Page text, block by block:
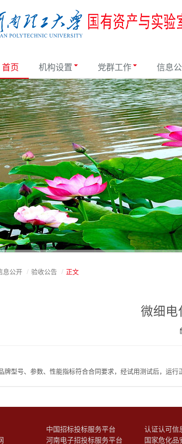
首页 机构设置 党群工作 信息
息公开 / 验收公告 / 正文
微细电
牌型号、参数、性能指标符合合同要求，经试用测试后，运行
中国招标投标服务平台
河南电子招投标服务平台
认证认可信
国家危化品